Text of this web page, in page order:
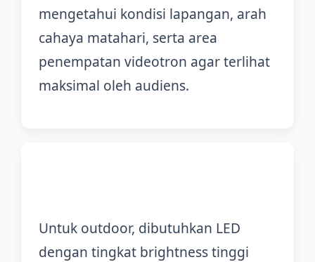
mengetahui kondisi lapangan, arah
cahaya matahari, serta area
penempatan videotron agar terlihat
maksimal oleh audiens.
Untuk outdoor, dibutuhkan LED
dengan tingkat brightness tinggi